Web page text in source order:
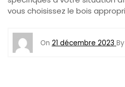
vous choisissez le bois
On 21 décembre 2023 By